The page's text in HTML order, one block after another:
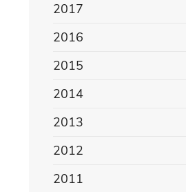
2017
2016
2015
2014
2013
2012
2011